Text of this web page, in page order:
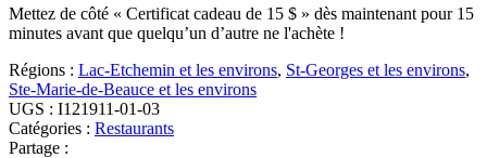
Mettez de côté « Certificat cadeau de 15 $ » dès maintenant pour 15
minutes avant que quelqu’un d’autre ne l'achète !
Régions : Lac-Etchemin et les environs, St-Georges et les environs,
Ste-Marie-de-Beauce et les environs
UGS : I121911-01-03
Catégories : Restaurants
Partage :